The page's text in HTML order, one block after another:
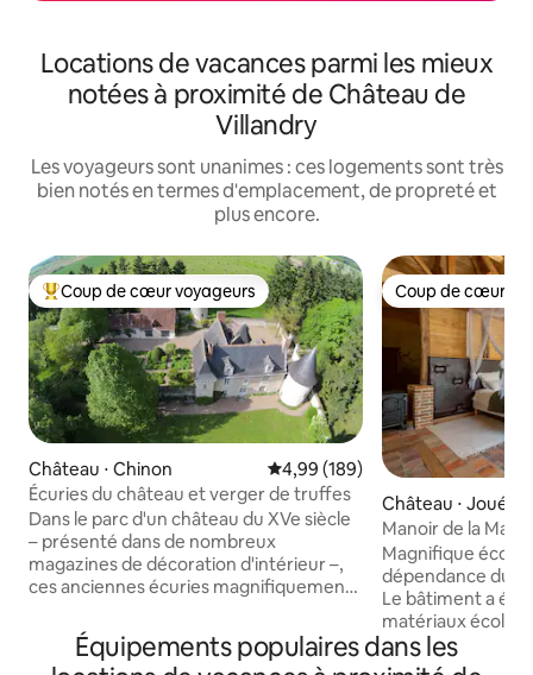
Locations de vacances parmi les mieux
notées à proximité de Château de
Villandry
Les voyageurs sont unanimes : ces logements sont très
bien notés en termes d'emplacement, de propreté et
plus encore.
Coups de cœur voyageurs les plus appréciés
Coup de cœur voyageurs
Château ⋅ Chinon Évaluation moyenne sur la
4,99 (189)
Écuries du château et verger de truffes
Dans le parc d'un château du XVe siècle
– présenté dans de nombreux
magazines de décoration d'intérieur –,
ces anciennes écuries magnifiquement
au cœur de jardins splendides, avec vue
sur notre truffière de 4 hectares. Pleins
Coup de cœur
Coup de cœur
Château ⋅ Joué-
Manoir de la
Loire Valley
Magnifique
dépendance du
Le bâtiment a été
matériaux
L'ameublement
la vue incroyable
Équipements populaires dans les